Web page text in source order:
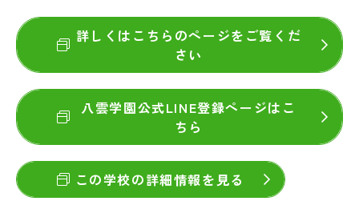
お問い合わせ
個人情報保護方針
サイトマップ
運営会社
詳しくはこちらのページをご覧くだ
さい
八雲学園公式LINE登録ページはこ
ちら
この学校の詳細情報を見る